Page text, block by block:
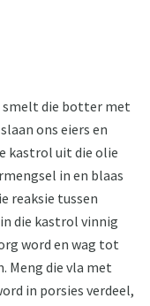
smelt die botter met
ons eiers en
kastrol uit die olie
in en blaas
reaksie tussen
die kastrol vinnig
word en wag tot
Meng die vla met
in porsies verdeel,